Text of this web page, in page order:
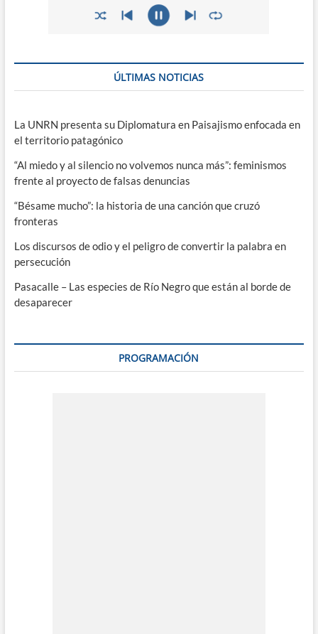
ÚLTIMAS NOTICIAS
La UNRN presenta su Diplomatura en Paisajismo enfocada en
el territorio patagónico
“Al miedo y al silencio no volvemos nunca más”: feminismos
frente al proyecto de falsas denuncias
“Bésame mucho”: la historia de una canción que cruzó
fronteras
Los discursos de odio y el peligro de convertir la palabra en
persecución
Pasacalle – Las especies de Río Negro que están al borde de
desaparecer
PROGRAMACIÓN